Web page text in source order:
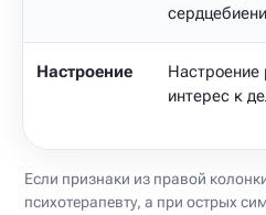
Настроение
Настроение
интерес к
Если признаки из правой
психотерапевту, а при острых